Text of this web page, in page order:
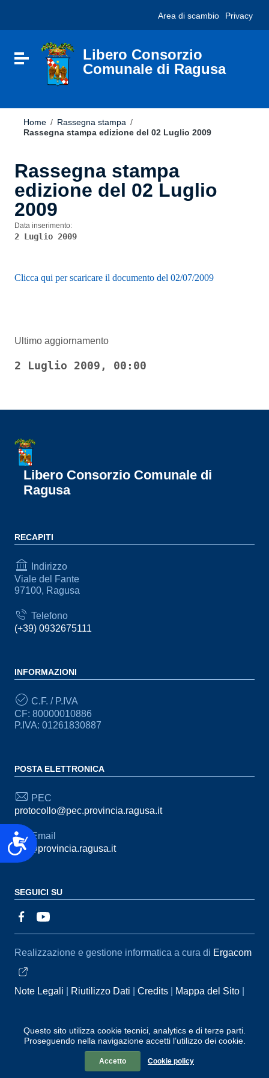
sito
include
Accessibilità
Questo sito utilizza cookie tecnici, analytics e di terze parti.
Proseguendo nella navigazione accetti l’utilizzo dei cookie.
Accetto Cookie policy
Vai al footer
Area di scambio Privacy
Attiva / disattiva la navigazione
Libero Consorzio
Comunale di Ragusa
Home / Rassegna stampa /
Rassegna stampa edizione del 02 Luglio 2009
Rassegna stampa
edizione del 02 Luglio
2009
Data inserimento:
2 Luglio 2009
Clicca qui per scaricare il documento del 02/07/2009
Ultimo aggiornamento
2 Luglio 2009, 00:00
Libero Consorzio Comunale di
Ragusa
RECAPITI
Indirizzo
Viale del Fante
97100, Ragusa
Telefono
(+39) 0932675111
INFORMAZIONI
C.F. / P.IVA
CF: 80000010886
P.IVA: 01261830887
POSTA ELETTRONICA
PEC
protocollo@pec.provincia.ragusa.it
Email
urp@provincia.ragusa.it
SEGUICI SU
Sezione Link Utili
Realizzazione e gestione informatica a cura di Ergacom
Note Legali Riutilizzo Dati Credits
Mappa del Sito
Segnalazioni
Statistiche accessi
Dichiarazione di
Accessibilità